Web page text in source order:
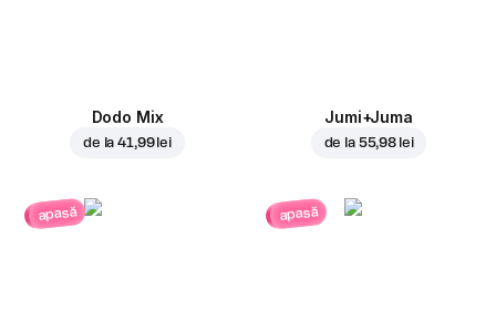
Dodo Mix
de la41,99 lei
Jumi+Juma
de la 55,98 lei
apasă apasă